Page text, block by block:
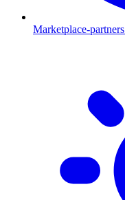
Marketplace-partners